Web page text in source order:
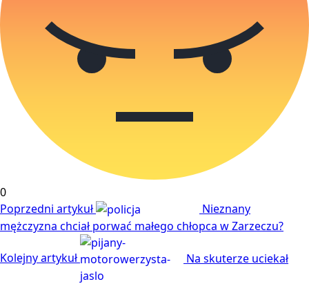
0
Poprzedni artykuł
Nieznany
mężczyzna chciał porwać małego chłopca w Zarzeczu?
Kolejny artykuł Na skuterze uciekał